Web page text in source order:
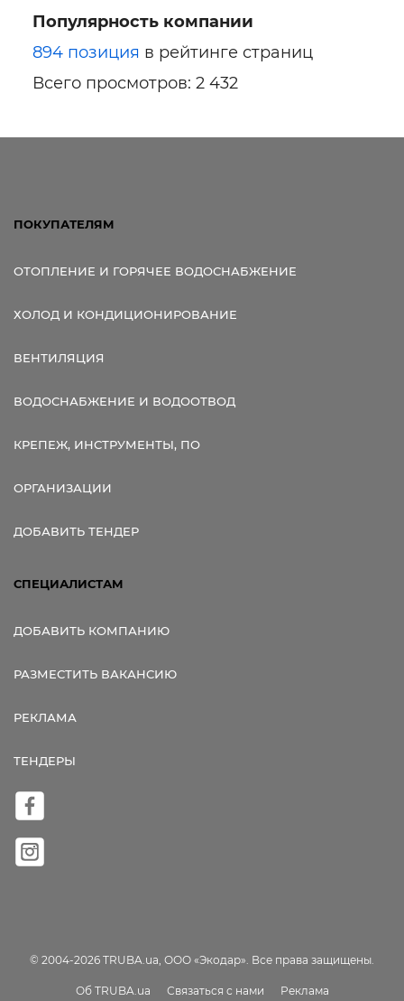
Популярность компании
894 позиция в рейтинге страниц
Всего просмотров: 2 432
ПОКУПАТЕЛЯМ
ОТОПЛЕНИЕ И ГОРЯЧЕЕ ВОДОСНАБЖЕНИЕ
ХОЛОД И КОНДИЦИОНИРОВАНИЕ
ВЕНТИЛЯЦИЯ
ВОДОСНАБЖЕНИЕ И ВОДООТВОД
КРЕПЕЖ, ИНСТРУМЕНТЫ, ПО
ОРГАНИЗАЦИИ
ДОБАВИТЬ ТЕНДЕР
СПЕЦИАЛИСТАМ
ДОБАВИТЬ КОМПАНИЮ
РАЗМЕСТИТЬ ВАКАНСИЮ
РЕКЛАМА
ТЕНДЕРЫ
© 2004-2026 TRUBA.ua, ООО «Экодар». Все права защищены.
Об TRUBA.ua Связаться с нами Реклама